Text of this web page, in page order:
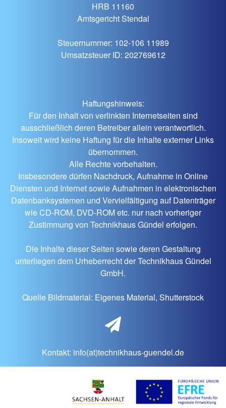
HRB 11160
Amtsgericht Stendal
Steuernummer: 102-106 11989
Umsatzsteuer ID: 202769612
Haftungshinweis:
Für den Inhalt von verlinkten Internetseiten sind
ausschließlich deren Betreiber allein verantwortlich.
Insoweit wird keine Haftung für die Inhalte externer Links
übernommen.
Alle Rechte vorbehalten.
Insbesondere dürfen Nachdruck, Aufnahme in Online
Diensten und Internet sowie Aufnahmen in elektronischen
Datenbanksystemen und Vervielfältigung auf Datenträger
wie CD-ROM, DVD-ROM etc. nur nach vorheriger
Zustimmung von Technikhaus Gündel erfolgen.
Die Inhalte dieser Seiten sowie deren Gestaltung
unterliegen dem Urheberrecht der Technikhaus Gündel
GmbH.
Quelle Bildmaterial: Eigenes Material, Shutterstock
Kontakt: info(at)technikhaus-guendel.de